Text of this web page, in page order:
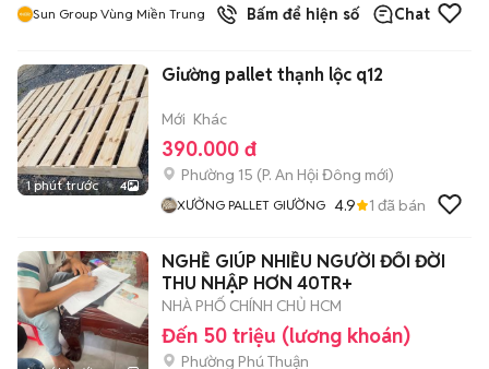
Sun Group Vùng Miền Trung Bấm để hiện số Chat
1 phút trước 4
Giường pallet thạnh lộc q12
Mới Khác
390.000 đ
Phường 15 (P. An Hội Đông mới)
XƯỞNG PALLET GIƯỜNG 4.9 1 đã bán
NGHỀ GIÚP NHIỀU NGƯỜI ĐỔI ĐỜI
THU NHẬP HƠN 40TR+
NHÀ PHỐ CHÍNH CHỦ HCM
Đến 50 triệu (lương khoán)
Phường Phú Thuận